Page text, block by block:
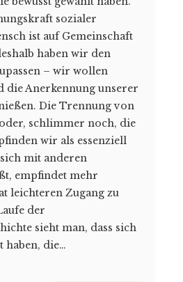
sozialer
ist auf Gemeinschaft
haben wir den
– wir wollen
die Anerkennung unserer
Die Trennung von
schlimmer noch, die
wir als essenziell
mit anderen
empfindet mehr
leichteren Zugang zu
der
sieht man, dass sich
haben, die…